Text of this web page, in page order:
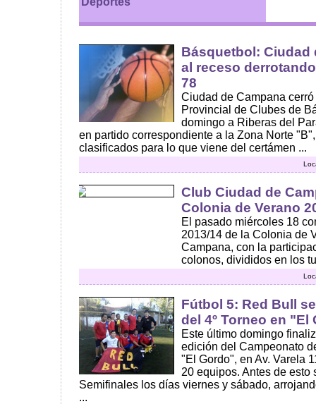
Básquetbol: Ciudad
al receso
78
Ciudad de Campana
Provincial de Clubes de
domingo a Riberas del
en partido correspondiente a la Zona Norte
clasificados para lo que viene del certámen ...
Club Ciudad de
Colonia de Verano
El pasado miércoles 18
2013/14 de la Colonia de
Campana, con la
colonos, divididos en los
Fútbol 5: Red Bull
del 4º Torneo en "El
Este último domingo
edición del Campeonato
"El Gordo", en Av. Varela
20 equipos. Antes de
Semifinales los días viernes y sábado,
...